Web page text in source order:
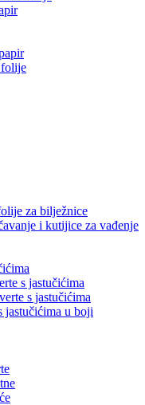
folije
za bilježnice
i kutijice za vađenje
s jastučićima
s jastučićima
jastučićima u boji